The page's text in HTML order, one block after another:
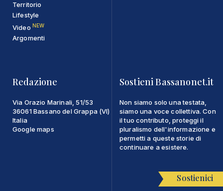
Territorio
Lifestyle
Video NEW
Argomenti
Redazione
Via Orazio Marinali, 51/53
36061 Bassano del Grappa (VI)
Italia
Google maps
Sostieni Bassanonet.it
Non siamo solo una testata,
siamo una voce collettiva. Con
il tuo contributo, proteggi il
pluralismo dell'informazione e
permetti a queste storie di
continuare a esistere.
Sostienici